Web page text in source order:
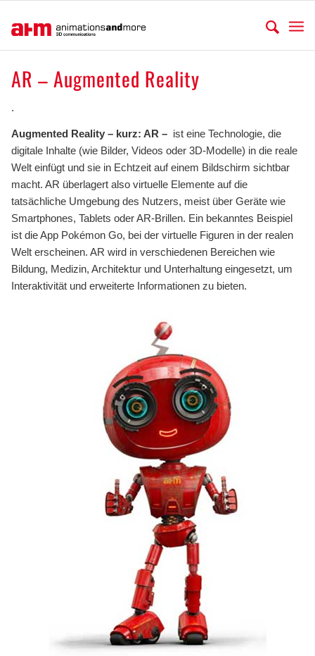
AR – Augmented Reality
.
Augmented Reality – kurz: AR – ist eine Technologie, die
digitale Inhalte (wie Bilder, Videos oder 3D-Modelle) in die reale
Welt einfügt und sie in Echtzeit auf einem Bildschirm sichtbar
macht. AR überlagert also virtuelle Elemente auf die
tatsächliche Umgebung des Nutzers, meist über Geräte wie
Smartphones, Tablets oder AR-Brillen. Ein bekanntes Beispiel
ist die App Pokémon Go, bei der virtuelle Figuren in der realen
Welt erscheinen. AR wird in verschiedenen Bereichen wie
Bildung, Medizin, Architektur und Unterhaltung eingesetzt, um
Interaktivität und erweiterte Informationen zu bieten.